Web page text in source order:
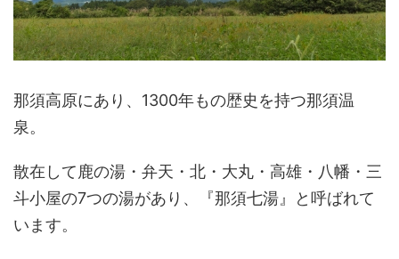
那須高原にあり、1300年もの歴史を持つ那須温
泉。
散在して鹿の湯・弁天・北・大丸・高雄・八幡・三
斗小屋の7つの湯があり、『那須七湯』と呼ばれて
います。